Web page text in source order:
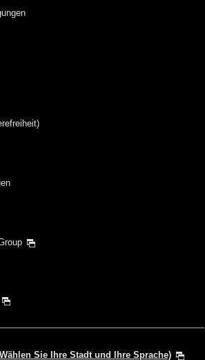
Sie Ihre Stadt und Ihre Sprache)